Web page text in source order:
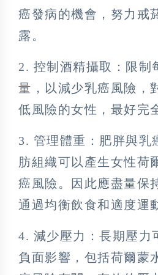
癌發病的機會，努力戒
露。
2. 控制酒精攝取：限制
量，以減少乳癌風險，
低風險的女性，最好完
3. 管理體重：肥胖與乳
肪組織可以產生女性荷
癌風險。因此應盡量保
通過均衡飲食和適度運
4. 減少壓力：長期壓力
負面影響，包括荷爾蒙